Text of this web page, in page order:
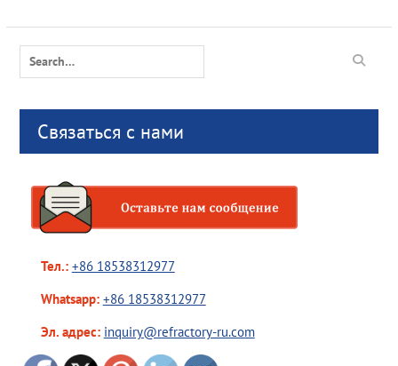
Search
Связаться с нами
Тел.: +86 18538312977
Whatsapp: +86 18538312977
Эл. адрес: inquiry@refractory-ru.com